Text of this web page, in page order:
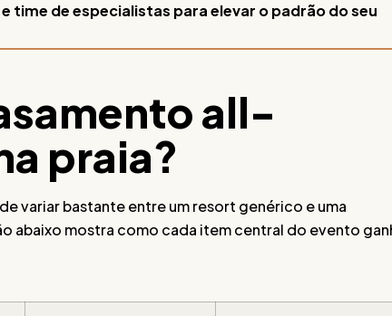
time de especialistas para elevar o padrão do seu
all-
praia?
variar bastante entre um resort genérico e uma
abaixo mostra como cada item central do evento